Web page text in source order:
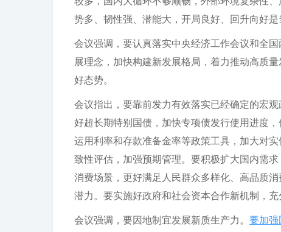
势多、韧性强、潜能大，开局良好、回升向好
会议强调，要认真落实中央经济工作会议和全
展理念，加快构建新发展格局，着力推动高质
好态势。
会议指出，要靠前发力有效落实已经确定的宏
好超长期特别国债，加快专项债发行使用进度
运用利率和存款准备金率等政策工具，加大对
致性评估，加强预期管理。要积极扩大国内需
消费场景，更好满足人民群众多样化、高品质
潜力。要实施好政府和社会资本合作新机制，充
会议强调，要因地制宜发展新质生产力。 要加